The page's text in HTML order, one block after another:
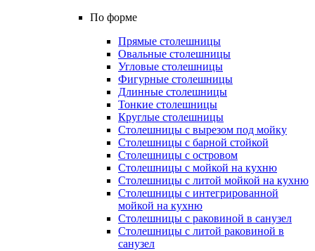
По форме
Прямые столешницы
Овальные столешницы
Угловые столешницы
Фигурные столешницы
Длинные столешницы
Тонкие столешницы
Круглые столешницы
Столешницы с вырезом под мойку
Столешницы с барной стойкой
Столешницы с островом
Столешницы с мойкой на кухню
Столешницы с литой мойкой на кухню
Столешницы с интегрированной
мойкой на кухню
Столешницы с раковиной в санузел
Столешницы с литой раковиной в
санузел